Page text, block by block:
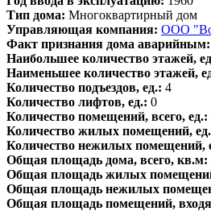
Тип дома: Многоквартирный дом
Управляющая компания: ООО
Факт признания дома аварийным:
Наибольшее количество этажей,
Наименьшее количество этажей,
Количество подъездов, ед.: 4
Количество лифтов, ед.: 0
Количество помещений, всего, ед.:
Количество жилых помещений,
Количество нежилых помещений,
Общая площадь дома, всего, кв.м:
Общая площадь жилых
Общая площадь нежилых
Общая площадь помещений,